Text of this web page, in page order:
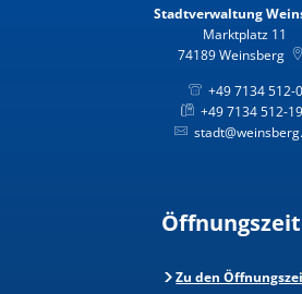
Stadtverwaltung
Marktplatz 11
74189Weinsberg
+49 7134 512-0
+49 7134 512-
Zu den